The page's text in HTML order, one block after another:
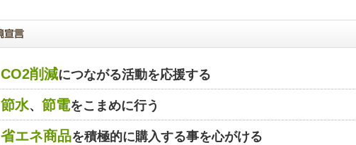
CO2削減につながる活動を応援する
節水、 節電をこまめに行う
省エネ商品を積極的に購入する事を心がける